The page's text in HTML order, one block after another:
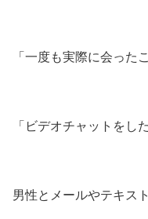
「一度も実際に会った
「ビデオチャットをし
男性とメールやテキス